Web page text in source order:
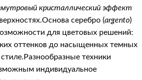
кристаллический эффект
серебро (argento)
для цветовых решений:
оттенков до насыщенных темных
техники
индивидуальное